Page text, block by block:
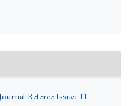
Referee Issue: 11